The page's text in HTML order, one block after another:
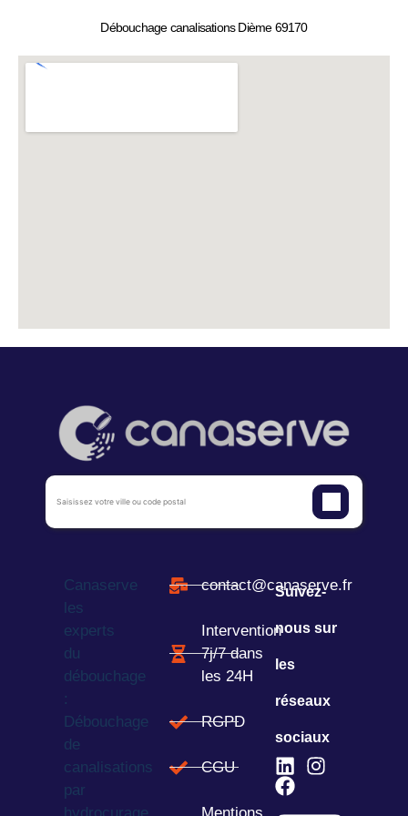
Débouchage canalisations Dième 69170
Canaserve
les
experts
du
débouchage
:
Débouchage
de
canalisations
par
contact@canaserve.fr
Intervention
7j/7 dans
les 24H
RGPD
CGU
Suivez-
nous sur
les
réseaux
sociaux